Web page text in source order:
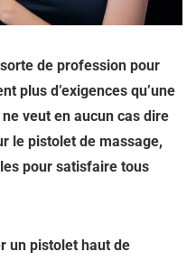
de profession pour
plus d’exigences qu’une
veut en aucun cas dire
le pistolet de massage,
pour satisfaire tous
un pistolet haut de